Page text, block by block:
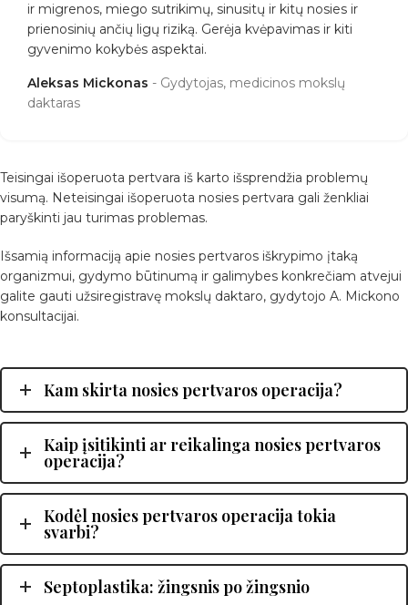
ir migrenos, miego sutrikimų, sinusitų ir kitų nosies ir
prienosinių ančių ligų riziką. Gerėja kvėpavimas ir kiti
gyvenimo kokybės aspektai.
Aleksas Mickonas
Gydytojas, medicinos mokslų
daktaras
Teisingai išoperuota pertvara iš karto išsprendžia problemų
visumą. Neteisingai išoperuota nosies pertvara gali ženkliai
paryškinti jau turimas problemas.
Išsamią informaciją apie nosies pertvaros iškrypimo įtaką
organizmui, gydymo būtinumą ir galimybes konkrečiam atvejui
galite gauti užsiregistravę mokslų daktaro, gydytojo A. Mickono
konsultacijai.
Kam skirta nosies pertvaros operacija?
Kaip įsitikinti ar reikalinga nosies pertvaros
operacija?
Kodėl nosies pertvaros operacija tokia
svarbi?
Septoplastika: žingsnis po žingsnio